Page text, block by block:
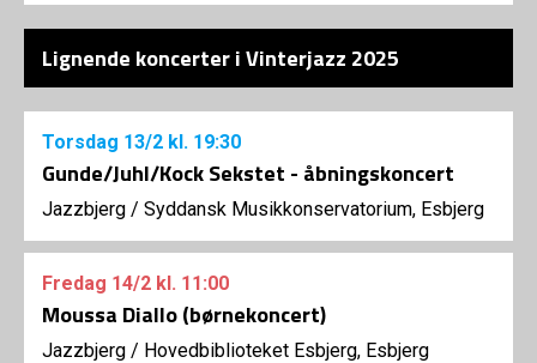
Lignende koncerter i Vinterjazz 2025
Torsdag 13/2 kl. 19:30
Gunde/Juhl/Kock Sekstet - åbningskoncert
Jazzbjerg / Syddansk Musikkonservatorium, Esbjerg
Fredag 14/2 kl. 11:00
Moussa Diallo (børnekoncert)
Jazzbjerg / Hovedbiblioteket Esbjerg, Esbjerg